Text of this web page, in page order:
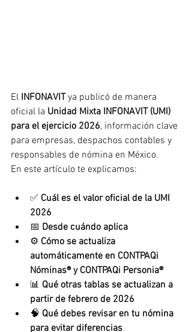
El INFONAVIT ya publicó de manera
oficial la Unidad Mixta INFONAVIT (UMI)
para el ejercicio 2026, información clave
para empresas, despachos contables y
responsables de nómina en México.
En este artículo te explicamos:
✅ Cuál es el valor oficial de la UMI
2026
📅 Desde cuándo aplica
⚙️ Cómo se actualiza
automáticamente en CONTPAQi
Nóminas® y CONTPAQi Personia®
📊 Qué otras tablas se actualizan a
partir de febrero de 2026
🧠 Qué debes revisar en tu nómina
para evitar diferencias